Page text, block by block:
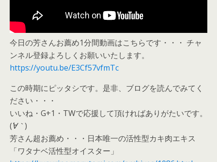
今日の芳さんお薦め1分間動画はこちらです・・・ チャ
ンネル登録よろしくお願いいたします。
https://youtu.be/E3Cf57vfmTc
この時期にピッタシです。是非、ブログを読んでみてく
ださい・・・
いいね・G+1・TWで応援して頂ければありがたいです。
(´∀｀)
芳さん超お薦め・・・日本唯一の活性型カキ肉エキス
「ワタナベ活性型オイスター」